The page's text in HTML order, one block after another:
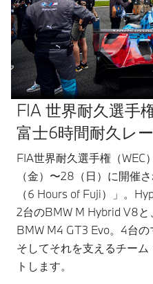
FIA 世界耐久選手
富士6時間耐久レ
FIA世界耐久選手権（WEC
（金）〜28（日）に開催
（6 Hours of Fuji）」。
2台のBMW M Hybrid V8
BMW M4 GT3 Evo。4台の
そしてそれを支えるチー
トします。